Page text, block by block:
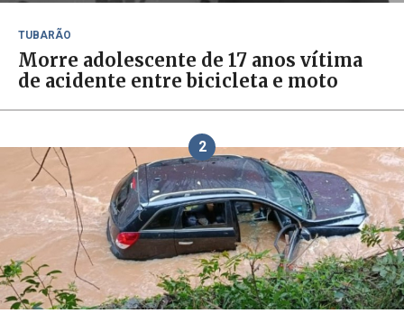
TUBARÃO
Morre adolescente de 17 anos vítima
de acidente entre bicicleta e moto
2